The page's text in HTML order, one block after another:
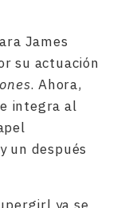
James
su actuación
. Ahora,
integra al
un después